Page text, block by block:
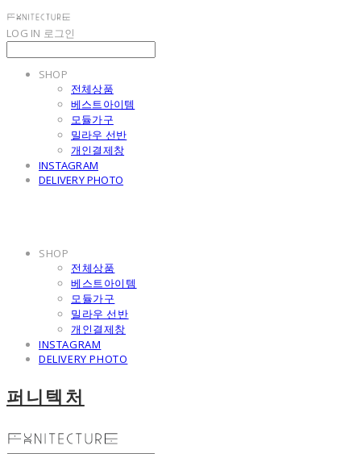
LOG IN 로그인
SHOP
전체상품
베스트아이템
모듈가구
밀라우 선반
개인결제창
INSTAGRAM
DELIVERY PHOTO
SHOP
전체상품
베스트아이템
모듈가구
밀라우 선반
개인결제창
INSTAGRAM
DELIVERY PHOTO
퍼니텍처